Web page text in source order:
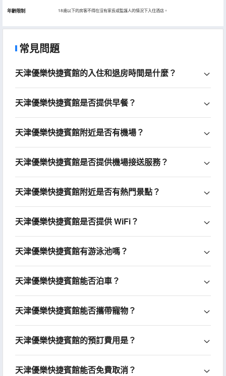
年齡限制 18歲以下的房客不得在沒有家長或監護人的情況下入住酒店。
常見問題
天津優樂快捷賓館的入住和退房時間是什麼？
天津優樂快捷賓館是否提供早餐？
天津優樂快捷賓館附近是否有機場？
天津優樂快捷賓館是否提供機場接送服務？
天津優樂快捷賓館附近是否有熱門景點？
天津優樂快捷賓館是否提供 WiFi？
天津優樂快捷賓館有游泳池嗎？
天津優樂快捷賓館能否泊車？
天津優樂快捷賓館能否攜帶寵物？
天津優樂快捷賓館的預訂費用是？
天津優樂快捷賓館能否免費取消？